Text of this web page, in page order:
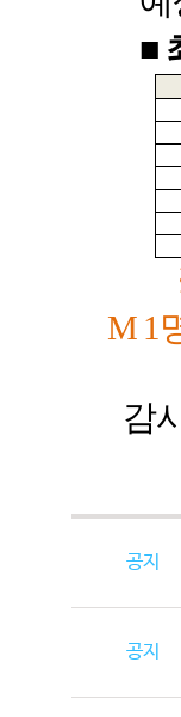
■
M 1
감
공지
공지